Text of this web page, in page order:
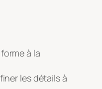
à la
les détails à